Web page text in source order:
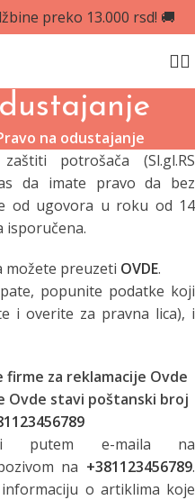
preko 13.000 rsd! 🚚
na odustajanje
Casinos gruppieren
direttamente RTP e
di vincita: la
Angaben zu
comincia da
potrošača (Sl.gl.RS
da imate pravo da bez
od ugovora u roku od 14
isporučena.
možete preuzeti OVDE.
popunite podatke koji
i overite za pravna lica), i
firme za reklamacije Ovde
Ovde stavi poštanski broj
putem e-maila na
na +381123456789.
o artiklima koje